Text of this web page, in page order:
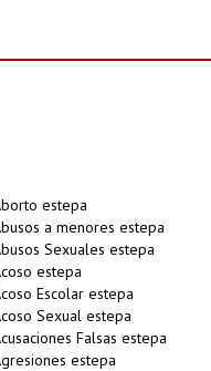
estepa
a menores estepa
Sexuales estepa
estepa
Escolar estepa
Sexual estepa
Falsas estepa
estepa